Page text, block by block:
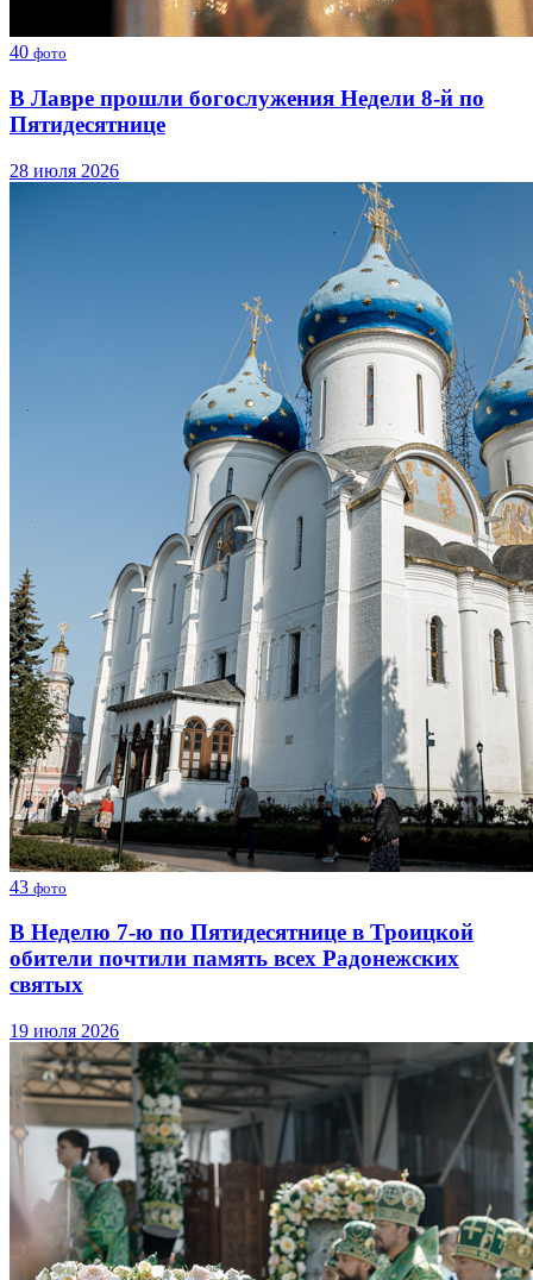
40 фото
В Лавре прошли богослужения Недели 8-й по
Пятидесятнице
28 июля 2026
43 фото
В Неделю 7-ю по Пятидесятнице в Троицкой
обители почтили память всех Радонежских
святых
19 июля 2026